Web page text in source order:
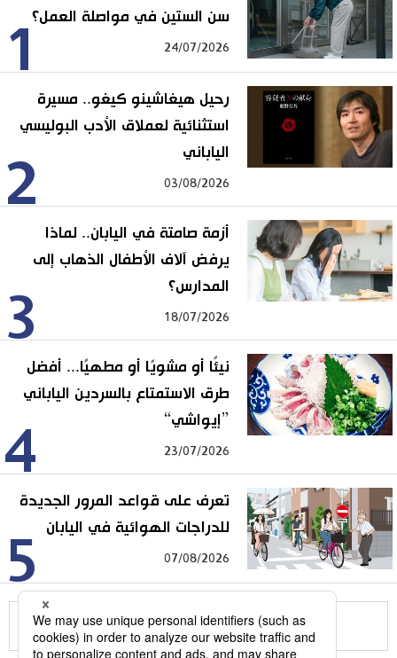
1سن الستين في مواصلة العمل؟
24/07/2026
2
رحيل هيغاشينو كيغو.. مسيرة
استثنائية لعملاق الأدب البوليسي
الياباني
03/08/2026
3
أزمة صامتة في اليابان.. لماذا
يرفض آلاف الأطفال الذهاب إلى
المدارس؟
18/07/2026
4
نيئًا أو مشويًا أو مطهيًا... أفضل
طرق الاستمتاع بالسردين الياباني
”إيواشي“
23/07/2026
5
تعرف على قواعد المرور الجديدة
للدراجات الهوائية في اليابان
07/08/2026
للمزيد